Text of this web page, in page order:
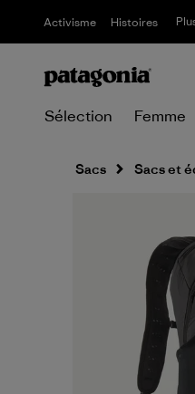
Activisme Histoires
Sélection Femme
Sacs Sacs et